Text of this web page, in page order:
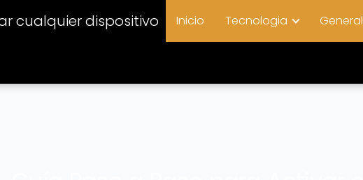
cualquier dispositivo Inicio Tecnologia General